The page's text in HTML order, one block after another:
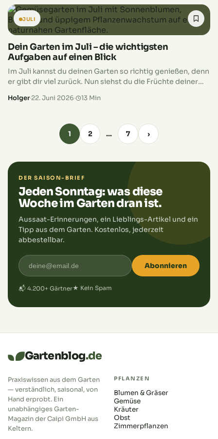
JULI
Dein Garten im Juli – die wichtigsten
Aufgaben auf einen Blick
Im Juli kannst du deinen Garten so richtig genießen, denn
er gibt dir viel zurück. Nun siehst du die Früchte deiner
Holger·22. Juni 2026· 13 Min
1 2 … 7 ›
DER SAISON-BRIEF
Jeden Sonntag: was diese
Woche im Garten dran ist.
Aussaat-Erinnerungen, ein Lieblings-Artikel und ein
Tipp aus dem Garten. Kostenlos, jederzeit
abbestellbar.
Abonnieren
📬 4.200+ Gärtner★ Kein Spam
Gartenblog.de
Praxiswissen aus dem Garten
— verständlich, saisonal, von
Hand erprobt. Ein
unabhängiges Garten-
Magazin der Caipi GmbH aus
Keltern.
PFLANZEN
Blumen & Gräser
Gemüse
Kräuter
Obst
Zimmerpflanzen